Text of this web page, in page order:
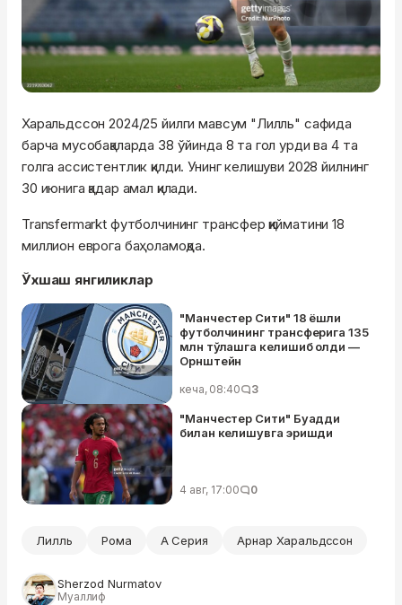
Харальдссон 2024/25 йилги мавсум "Лилль" сафида
барча мусобақаларда 38 ўйинда 8 та гол урди ва 4 та
голга ассистентлик қилди. Унинг келишуви 2028 йилнинг
30 июнига қадар амал қилади.
Transfermarkt футболчининг трансфер қийматини 18
миллион еврога баҳоламоқда.
Ўхшаш янгиликлар
"Манчестер Сити" 18 ёшли
футболчининг трансферига 135
млн тўлашга келишиб олди —
Орнштейн
кеча, 08:40 3
"Манчестер Сити" Буадди
билан келишувга эришди
4 авг, 17:00 0
Лилль Рома А Серия Арнар Харальдссон
Sherzod Nurmatov
Муаллиф